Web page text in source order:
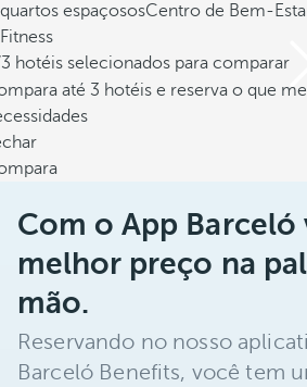
quartos espaçososCentro de Bem-
Fitness
hotéis selecionados para comparar
até 3 hotéis e reserva o que
Com o App Barceló
melhor preço na
mão.
Reservando no nosso
Barceló Benefits, você tem